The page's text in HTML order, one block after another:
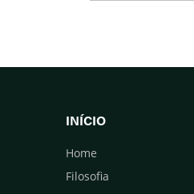
INÍCIO
Home
Filosofia